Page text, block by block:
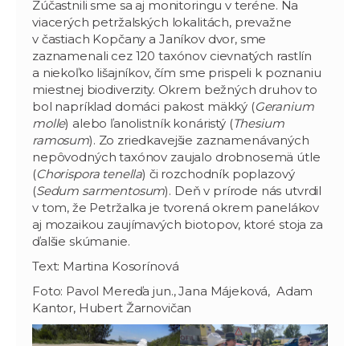
Zúčastnili sme sa aj monitoringu v teréne. Na
viacerých petržalských lokalitách, prevažne
v častiach Kopčany a Janíkov dvor, sme
zaznamenali cez 120 taxónov cievnatých rastlín
a niekoľko lišajníkov, čím sme prispeli k poznaniu
miestnej biodiverzity. Okrem bežných druhov to
bol napríklad domáci pakost mäkký (Geranium
molle) alebo ľanolistník konáristý (Thesium
ramosum). Zo zriedkavejšie zaznamenávaných
nepôvodných taxónov zaujalo drobnosemä útle
(Chorispora tenella) či rozchodník poplazový
(Sedum sarmentosum). Deň v prírode nás utvrdil
v tom, že Petržalka je tvorená okrem panelákov
aj mozaikou zaujímavých biotopov, ktoré stoja za
ďalšie skúmanie.
Text: Martina Kosorínová
Foto: Pavol Mereďa jun., Jana Májeková, Adam
Kantor, Hubert Žarnovičan